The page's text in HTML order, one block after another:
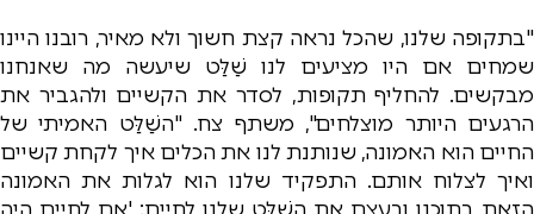
"בתקופה שלנו, שהכל נראה קצת חשוך ולא מאיר, רובנו היינו
שמחים אם היו מציעים לנו שַׁלַּט שיעשה מה שאנחנו
מבקשים. להחליף תקופות, לסדר את הקשיים ולהגביר את
הרגעים היותר מוצלחים", משתף צח. "השַׁלַּט האמיתי של
החיים הוא האמונה, שנותנת לנו את הכלים איך לקחת קשיים
ואיך לצלוח אותם. התפקיד שלנו הוא לגלות את האמונה
הזאת בתוכנו ובעצם את השַׁלַּט שלנו לחיים: 'אם לחיים היה